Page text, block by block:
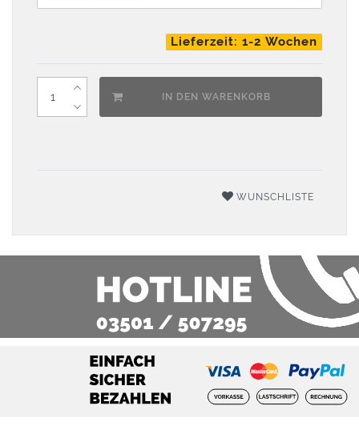
Lieferzeit: 1-2 Wochen
IN DEN WARENKORB
WUNSCHLISTE